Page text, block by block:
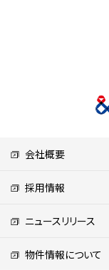
会社概要
採用情報
ニュースリリース
物件情報について